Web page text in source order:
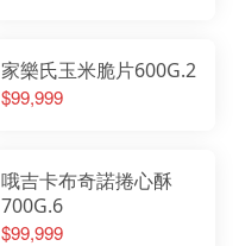
家樂氏玉米脆片600G.2
$99,999
哦吉卡布奇諾捲心酥
700G.6
$99,999